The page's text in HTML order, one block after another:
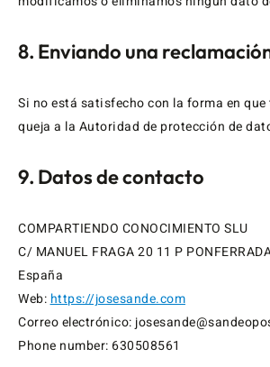
8. Enviando una
Si no está satisfecho con la forma en
queja a la Autoridad de protección de
9. Datos de contacto
COMPARTIENDO CONOCIMIENTO SLU
C/ MANUEL FRAGA 20 11 P
España
Web: https://josesande.com
Correo electrónico:
Phone number: 630508561